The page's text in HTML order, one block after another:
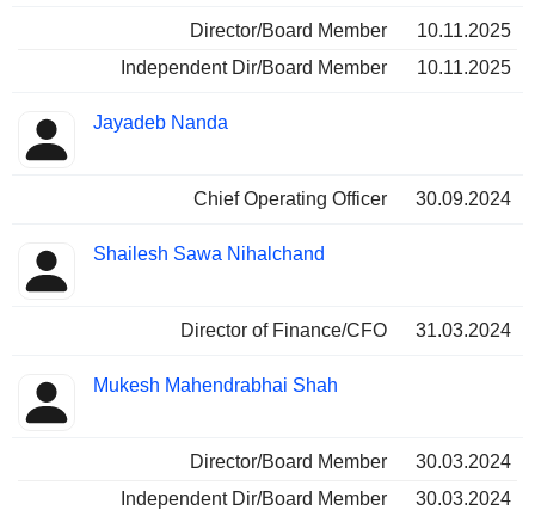
Director/Board Member
10.11.2025
Independent Dir/Board Member
10.11.2025
Jayadeb Nanda
Chief Operating Officer 30.09.2024
Shailesh Sawa Nihalchand
Director of Finance/CFO 31.03.2024
Mukesh Mahendrabhai Shah
Director/Board Member
30.03.2024
Independent Dir/Board Member
30.03.2024